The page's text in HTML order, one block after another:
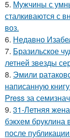
5. Мужчины с
сталкиваются с
воз.
6. Недавно
7. Бразильское
летней звезды
8. Эмили
написанную
Press за
9. 31-Летняя
бэкхем бруклина
после